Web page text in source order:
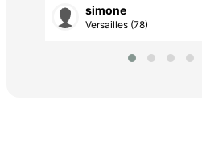
simone
Versailles (78)